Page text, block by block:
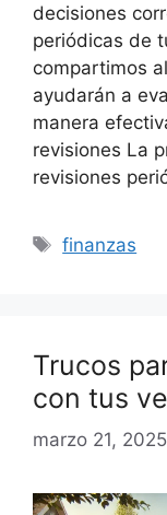
decisiones
periódicas de
compartimos
ayudarán a
manera
revisiones La
revisiones
Etiquetas
finanzas
Trucos
con tus
marzo 21, 2025